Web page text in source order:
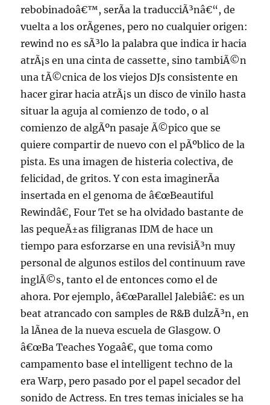
rebobinadoâ€™, serÃ­a la traducciÃ³nâ€“, de
vuelta a los orÃ­genes, pero no cualquier origen:
rewind no es sÃ³lo la palabra que indica ir hacia
atrÃ¡s en una cinta de cassette, sino tambiÃ©n
una tÃ©cnica de los viejos DJs consistente en
hacer girar hacia atrÃ¡s un disco de vinilo hasta
situar la aguja al comienzo de todo, o al
comienzo de algÃºn pasaje Ã©pico que se
quiere compartir de nuevo con el pÃºblico de la
pista. Es una imagen de histeria colectiva, de
felicidad, de gritos. Y con esta imaginerÃ­a
insertada en el genoma de â€œBeautiful
Rewindâ€, Four Tet se ha olvidado bastante de
las pequeÃ±as filigranas IDM de hace un
tiempo para esforzarse en una revisiÃ³n muy
personal de algunos estilos del continuum rave
inglÃ©s, tanto el de entonces como el de
ahora. Por ejemplo, â€œParallel Jalebiâ€: es un
beat atrancado con samples de R&B dulzÃ³n, en
la lÃ­nea de la nueva escuela de Glasgow. O
â€œBa Teaches Yogaâ€, que toma como
campamento base el intelligent techno de la
era Warp, pero pasado por el papel secador del
sonido de Actress. En tres temas iniciales se ha